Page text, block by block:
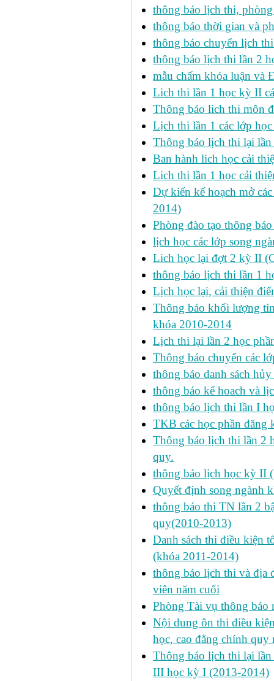
thông báo lịch thi,
thông báo thời gian và
thông báo chuyển lịch
thông báo lịch thi lần 2
mẫu chấm khóa luận và
Lich thi lần 1 học kỳ II
Thông báo lich thi môn
Lịch thi lần 1 các lớp
Thông báo lịch thi lại
Ban hành lich học cải
Lich thi lần 1 học cải
Dự kiến kế hoạch mở
2014)
Phòng đào tạo thông
lịch học các lớp song
Lich học lại đợt 2 kỳ II
thông báo lịch thi lần 1
Lịch học lại, cải thiện
Thông báo khối lượng
khóa 2010-2014
Lịch thi lại lần 2 học
Thông báo chuyển các
thông báo danh sách
thông báo kế hoach và
thông báo lịch thi lần I
TKB các học phần
Thông báo lịch thi lần 2
quy.
thông báo lịch học kỳ II
Quyết định song ngành
thông báo thi TN lần 2
quy(2010-2013)
Danh sách thi điều kiện
(khóa 2011-2014)
thông báo lịch thi và địa
viên năm cuối
Phòng Tài vụ thông báo
Nội dung ôn thi điều
học, cao đẳng chính quy
Thông báo lịch thi lại
III học kỳ I (2013-2014)